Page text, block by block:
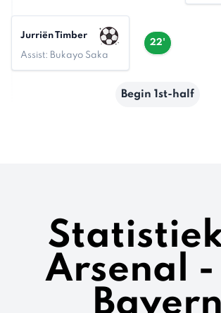
22'
Jurriën Timber
Assist: Bukayo Saka
Begin 1st-half
Arsenal -
Bayern